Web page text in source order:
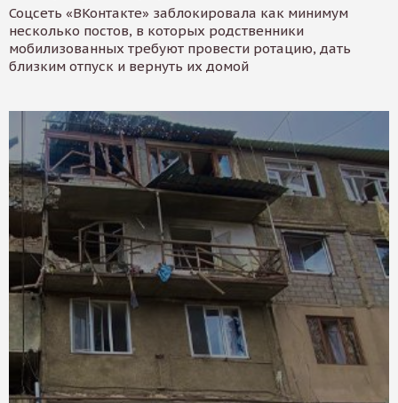
Соцсеть «ВКонтакте» заблокировала как минимум
несколько постов, в которых родственники
мобилизованных требуют провести ротацию, дать
близким отпуск и вернуть их домой